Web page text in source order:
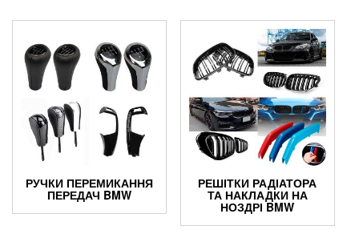
РУЧКИ ПЕРЕМИКАННЯ
ПЕРЕДАЧ BMW
РЕШІТКИ РАДІАТОРА
ТА НАКЛАДКИ НА
НОЗДРІ BMW